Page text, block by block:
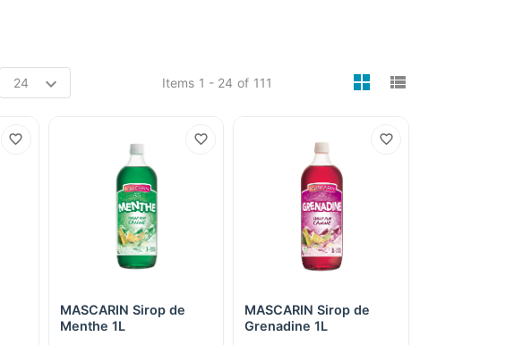
Items 1 - 24 of 111 viewmode
Quick View
MASCARIN Sirop de
Menthe 1L
Quick View
MASCARIN Sirop de
Grenadine 1L